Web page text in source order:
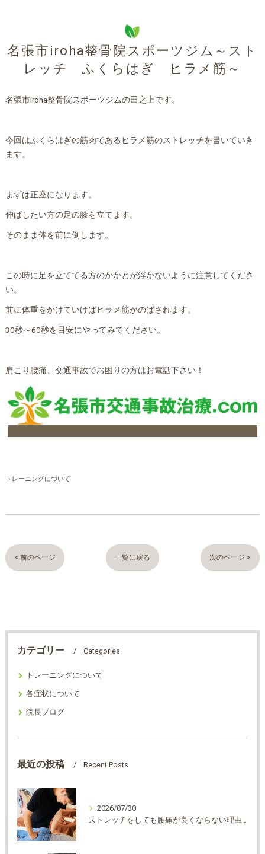
名張市iroha整骨院スポーツジム～スト
レッチ ふくらはぎ ヒラメ筋～
名張市iroha整骨院スポーツジムの田之上です。
今回はふくらはぎの筋肉であるヒラメ筋のストレッチを書いていき
ます。
まずは正座になります。
伸ばしたい方の足の膝を立てます。
そのまま体を前に倒します。
この時に足を立ててる方のかかとが浮かないように注意してくださ
い。
前に体重をかけていけばヒラメ筋がのばされます。
30秒～60秒を目安にやってみてください。
肩こり腰痛、交通事故でお困りの方はお電話下さい！
トレーニングについて
< 前のページ 一覧に戻る 次のページ >
カテゴリー Categories
トレーニングについて
各症状について
院長ブログ
最近の投稿 Recent Posts
2026/07/30